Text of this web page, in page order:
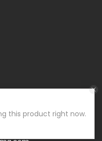
this product right now.